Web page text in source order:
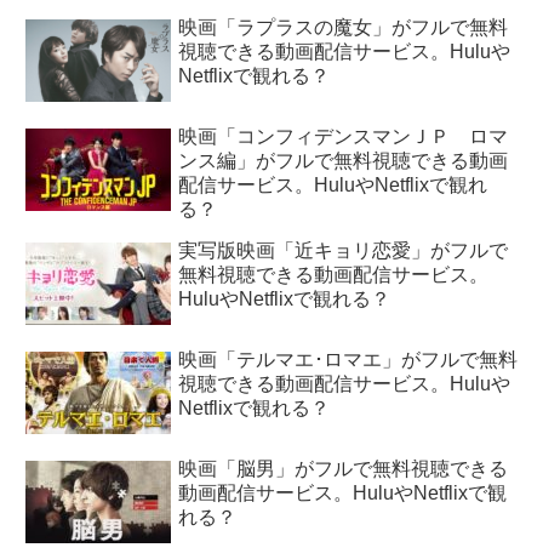
映画「ラプラスの魔女」がフルで無料
視聴できる動画配信サービス。Huluや
Netflixで観れる？
映画「コンフィデンスマンＪＰ ロマ
ンス編」がフルで無料視聴できる動画
配信サービス。HuluやNetflixで観れ
る？
実写版映画「近キョリ恋愛」がフルで
無料視聴できる動画配信サービス。
HuluやNetflixで観れる？
映画「テルマエ･ロマエ」がフルで無料
視聴できる動画配信サービス。Huluや
Netflixで観れる？
映画「脳男」がフルで無料視聴できる
動画配信サービス。HuluやNetflixで観
れる？